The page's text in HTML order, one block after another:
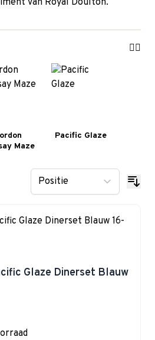
van Royal Doulton.
Maze
Pacific Glaze
Glaze Dinerset Blauw